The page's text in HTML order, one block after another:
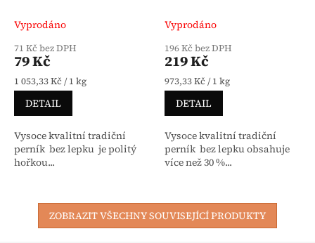
Alnavit
Vyprodáno
71 Kč bez DPH
79 Kč
Měrná cena:
1 053,33 Kč / 1 kg
DETAIL
Vysoce kvalitní tradiční
perník bez lepku je politý
hořkou...
Vánoční limitka
Vyprodáno
196 Kč bez DPH
219 Kč
Měrná cena:
973,33 Kč / 1 kg
DETAIL
Vysoce kvalitní tradiční
perník bez lepku obsahuje
více než 30 %...
ZOBRAZIT VŠECHNY SOUVISEJÍCÍ PRODUKTY